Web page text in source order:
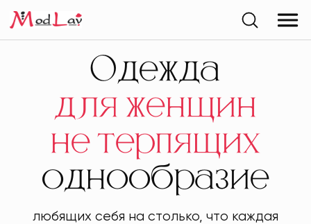
Одежда
для женщин
не терпящих
однообразие
любящих себя на столько, что каждая